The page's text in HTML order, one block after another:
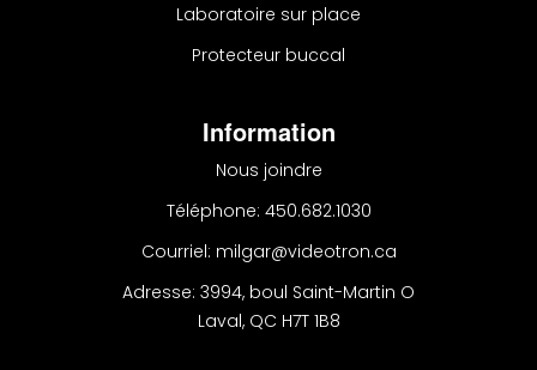
Laboratoire sur place
Protecteur buccal
Information
Nous joindre
Téléphone: 450.682.1030
Courriel: milgar@videotron.ca
Adresse: 3994, boul Saint-Martin O
Laval, QC H7T 1B8